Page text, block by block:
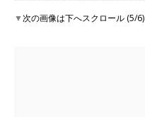
▼次の画像は下へスクロール (5/6)